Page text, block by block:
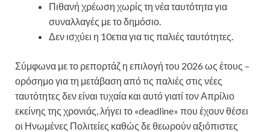
Πιθανή χρέωση χωρίς τη νέα ταυτότητα για
συναλλαγές με το δημόσιο.
Δεν ισχύει η 10ετια για τις παλιές ταυτότητες.
Σύμφωνα με το ρεπορτάζ η επιλογή του 2026 ως έτους –
ορόσημο για τη μετάβαση από τις παλιές στις νέες
ταυτότητες δεν είναι τυχαία και αυτό γιατί τον Απρίλιο
εκείνης της χρονιάς, λήγει το «deadline» που έχουν θέσει
οι Ηνωμένες Πολιτείες καθώς δε θεωρούν αξιόπιστες